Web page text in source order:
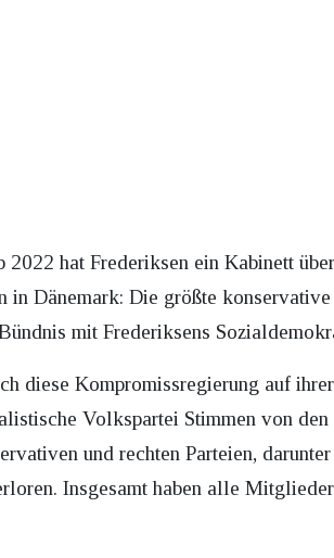
hat Frederiksen ein Kabinett
Dänemark: Die größte
mit Frederiksens
diese Kompromissregierung auf
Volkspartei Stimmen von
und rechten Parteien,
Insgesamt haben alle